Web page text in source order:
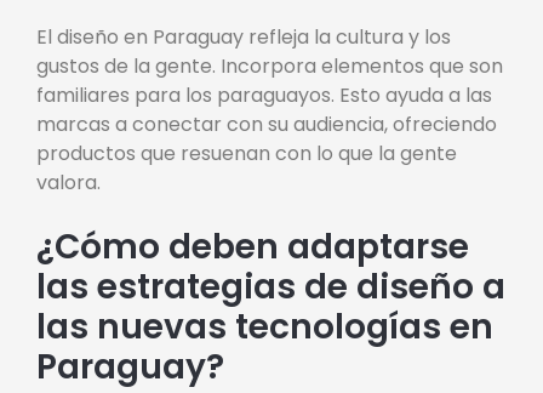
El diseño en Paraguay refleja la cultura y los
gustos de la gente. Incorpora elementos que son
familiares para los paraguayos. Esto ayuda a las
marcas a conectar con su audiencia, ofreciendo
productos que resuenan con lo que la gente
valora.
¿Cómo deben adaptarse
las estrategias de diseño a
las nuevas tecnologías en
Paraguay?